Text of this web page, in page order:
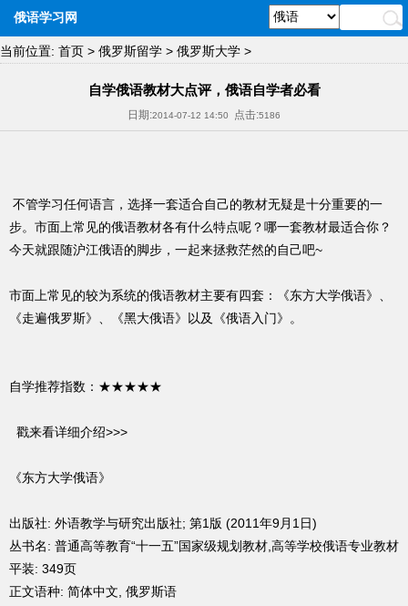
俄语学习网
当前位置: 首页 > 俄罗斯留学 > 俄罗斯大学 >
自学俄语教材大点评，俄语自学者必看
日期:2014-07-12 14:50 点击:5186
不管学习任何语言，选择一套适合自己的教材无疑是十分重要的一
步。市面上常见的俄语教材各有什么特点呢？哪一套教材最适合你？
今天就跟随沪江俄语的脚步，一起来拯救茫然的自己吧~
市面上常见的较为系统的俄语教材主要有四套：《东方大学俄语》、
《走遍俄罗斯》、《黑大俄语》以及《俄语入门》。
自学推荐指数：★★★★★
戳来看详细介绍>>>
《东方大学俄语》
出版社: 外语教学与研究出版社; 第1版 (2011年9月1日)
丛书名: 普通高等教育“十一五”国家级规划教材,高等学校俄语专业教材
平装: 349页
正文语种: 简体中文, 俄罗斯语